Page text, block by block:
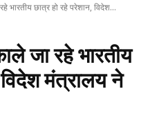
भारतीय छात्र हो रहे परेशान, विदेश...
जा रहे भारतीय
मंत्रालय ने